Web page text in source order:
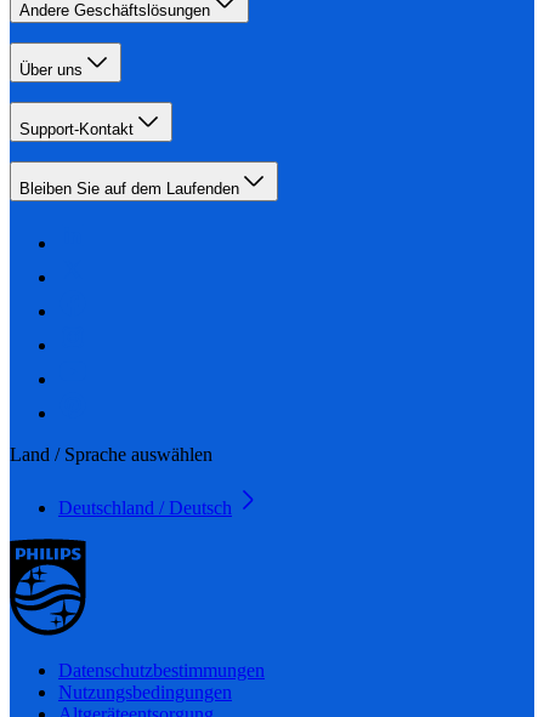
Andere Geschäftslösungen
Über uns
Support-Kontakt
Bleiben Sie auf dem Laufenden
Land / Sprache auswählen
Deutschland / Deutsch
Datenschutzbestimmungen
Nutzungsbedingungen